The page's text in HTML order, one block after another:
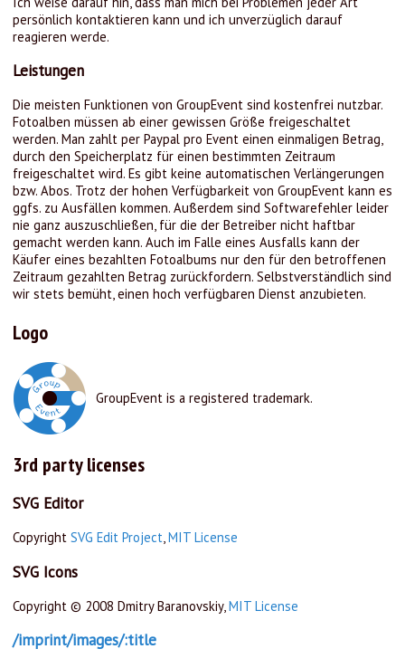
persönlich kontaktieren kann und ich unverzüglich darauf
reagieren werde.
Leistungen
Die meisten Funktionen von GroupEvent sind kostenfrei nutzbar.
Fotoalben müssen ab einer gewissen Größe freigeschaltet
werden. Man zahlt per Paypal pro Event einen einmaligen Betrag,
durch den Speicherplatz für einen bestimmten Zeitraum
freigeschaltet wird. Es gibt keine automatischen Verlängerungen
bzw. Abos. Trotz der hohen Verfügbarkeit von GroupEvent kann es
ggfs. zu Ausfällen kommen. Außerdem sind Softwarefehler leider
nie ganz auszuschließen, für die der Betreiber nicht haftbar
gemacht werden kann. Auch im Falle eines Ausfalls kann der
Käufer eines bezahlten Fotoalbums nur den für den betroffenen
Zeitraum gezahlten Betrag zurückfordern. Selbstverständlich sind
wir stets bemüht, einen hoch verfügbaren Dienst anzubieten.
Logo
GroupEvent is a registered trademark.
3rd party licenses
SVG Editor
Copyright SVG Edit Project,MIT License
SVG Icons
Copyright © 2008 Dmitry Baranovskiy, MIT License
/imprint/images/:title